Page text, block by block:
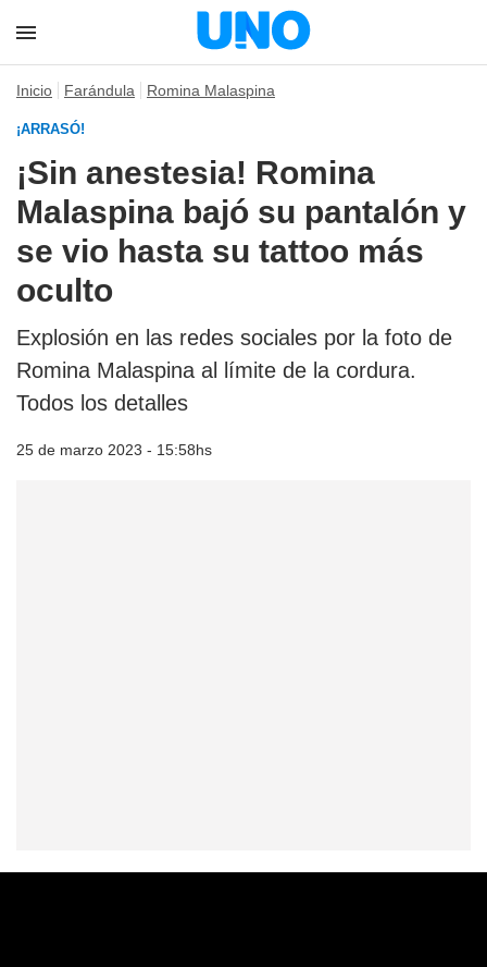
Inicio Farándula Romina Malaspina
¡ARRASÓ!
¡Sin anestesia! Romina
Malaspina bajó su pantalón y
se vio hasta su tattoo más
oculto
Explosión en las redes sociales por la foto de
Romina Malaspina al límite de la cordura.
Todos los detalles
25 de marzo 2023 - 15:58hs